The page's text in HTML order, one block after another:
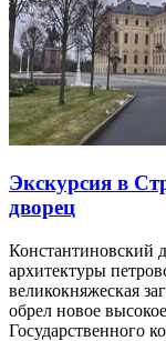
Экскурсия в
дворец
Константиновский
архитектуры
великокняжеская
обрел новое
Государственного